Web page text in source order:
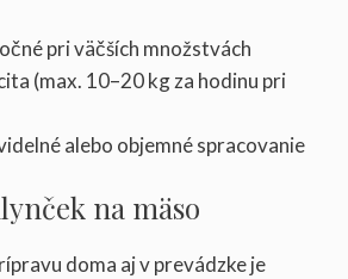
pri väčších množstvách
(max. 10–20 kg za hodinu pri
alebo objemné spracovanie
na mäso
doma aj v prevádzke je